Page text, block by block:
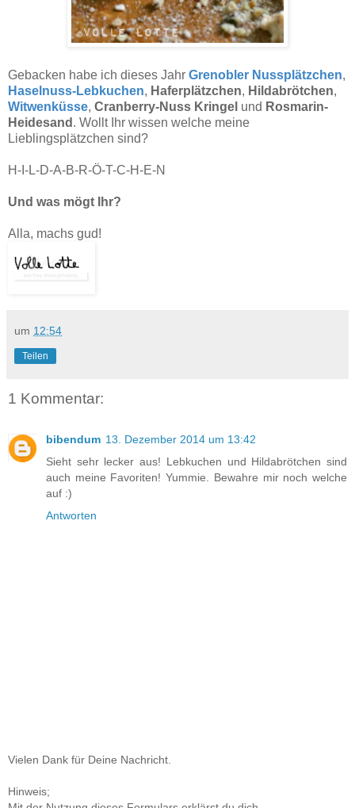
Gebacken habe ich dieses Jahr Grenobler Nussplätzchen,
Haselnuss-Lebkuchen, Haferplätzchen, Hildabrötchen,
Witwenküsse, Cranberry-Nuss Kringel und Rosmarin-
Heidesand . Wollt Ihr wissen welche meine
Lieblingsplätzchen sind?
H-I-L-D-A-B-R-Ö-T-C-H-E-N
Und was mögt Ihr?
Alla, machs gud!
um 12:54
Teilen
1 Kommentar:
bibendum 13. Dezember 2014 um 13:42
Sieht sehr lecker aus! Lebkuchen und Hildabrötchen sind
auch meine Favoriten! Yummie. Bewahre mir noch welche
auf :)
Antworten
Vielen Dank für Deine Nachricht.
Hinweis;